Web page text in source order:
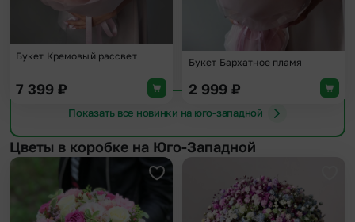
Букет Кремовый рассвет
7 399 ₽
Букет Бархатное пламя
2 999 ₽
Показать все новинки на юго-западной
Цветы в коробке на Юго-Западной
Добавить в избранное